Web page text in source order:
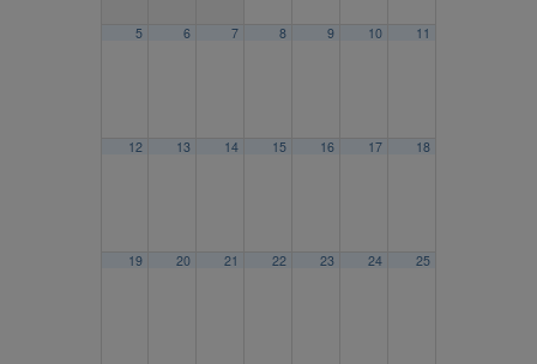
5 6 7 8 9 10 11
12 13 14 15 16 17 18
19 20 21 22 23 24 25